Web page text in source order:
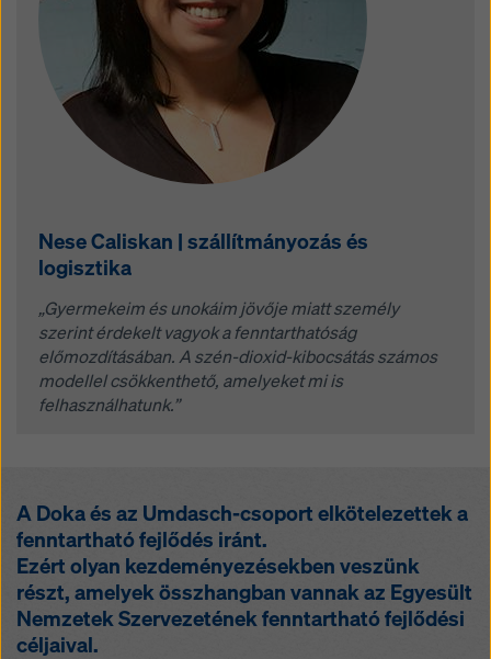
Nese Caliskan | szállítmányozás és
logisztika
„Gyermekeim és unokáim jövője miatt személy
szerint érdekelt vagyok a fenntarthatóság
előmozdításában. A szén-dioxid-kibocsátás számos
modellel csökkenthető, amelyeket mi is
felhasználhatunk.”
A Doka és az Umdasch-csoport elkötelezettek a
fenntartható fejlődés iránt.
Ezért olyan kezdeményezésekben veszünk
részt, amelyek összhangban vannak az Egyesült
Nemzetek Szervezetének fenntartható fejlődési
céljaival.